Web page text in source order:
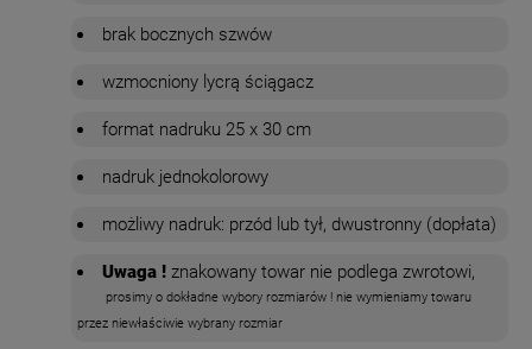
brak bocznych szwów
wzmocniony lycrą ściągacz
format nadruku 25 x 30 cm
nadruk jednokolorowy
możliwy nadruk: przód lub tył, dwustronny (dopłata)
Uwaga ! znakowany towar nie podlega zwrotowi,
prosimy o dokładne wybory rozmiarów ! nie wymieniamy towaru
przez niewłaściwie wybrany rozmiar